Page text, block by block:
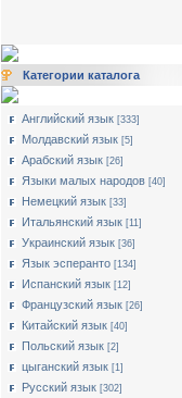
Категории каталога
Английский язык [333]
Молдавский язык [5]
Арабский язык [26]
Языки малых народов [40]
Немецкий язык [33]
Итальянский язык [11]
Украинский язык [36]
Язык эсперанто [134]
Испанский язык [12]
Французский язык [26]
Китайский язык [40]
Польский язык [2]
цыганский язык [1]
Русский язык [302]